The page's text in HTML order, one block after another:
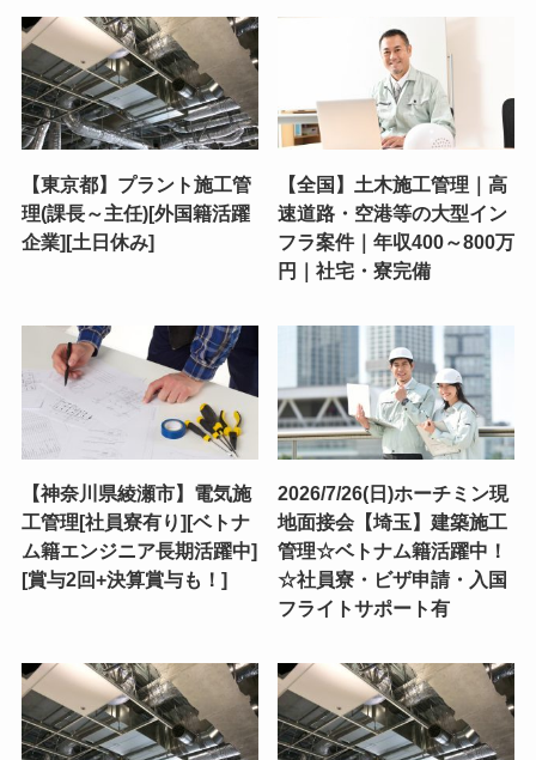
【東京都】プラント施工管
理(課長～主任)[外国籍活躍
企業][土日休み]
【全国】土木施工管理｜高
速道路・空港等の大型イン
フラ案件｜年収400～800万
円｜社宅・寮完備
【神奈川県綾瀬市】電気施
工管理[社員寮有り][ベトナ
ム籍エンジニア長期活躍中]
[賞与2回+決算賞与も！]
2026/7/26(日)ホーチミン現
地面接会【埼玉】建築施工
管理☆ベトナム籍活躍中！
☆社員寮・ビザ申請・入国
フライトサポート有